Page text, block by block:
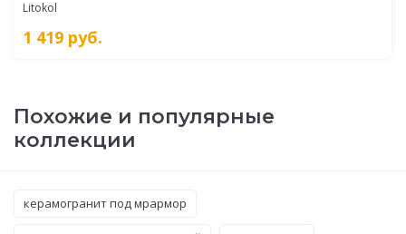
Litokol
1 419 руб.
Похожие и популярные
коллекции
керамогранит под мрармор